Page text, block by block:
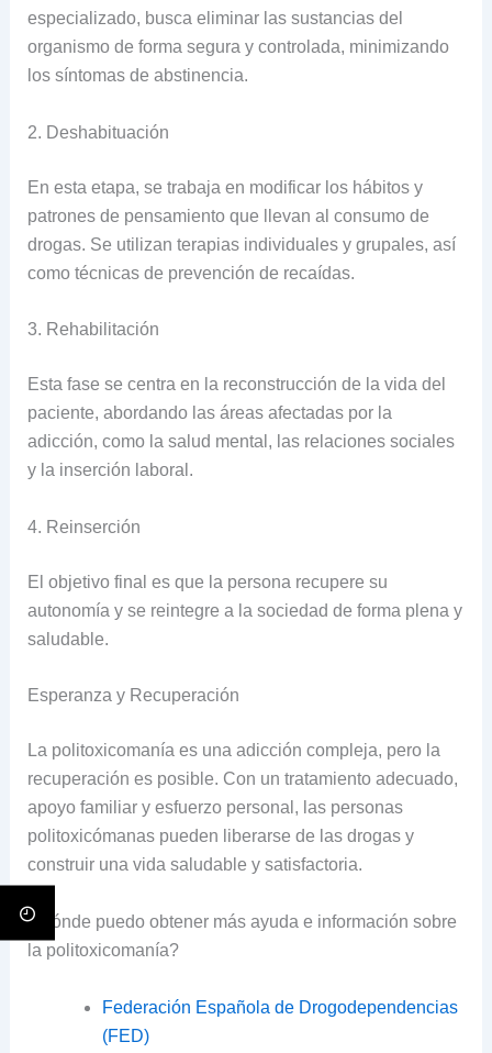
especializado, busca eliminar las sustancias del
organismo de forma segura y controlada, minimizando
los síntomas de abstinencia.
2. Deshabituación
En esta etapa, se trabaja en modificar los hábitos y
patrones de pensamiento que llevan al consumo de
drogas. Se utilizan terapias individuales y grupales, así
como técnicas de prevención de recaídas.
3. Rehabilitación
Esta fase se centra en la reconstrucción de la vida del
paciente, abordando las áreas afectadas por la
adicción, como la salud mental, las relaciones sociales
y la inserción laboral.
4. Reinserción
El objetivo final es que la persona recupere su
autonomía y se reintegre a la sociedad de forma plena y
saludable.
Esperanza y Recuperación
La politoxicomanía es una adicción compleja, pero la
recuperación es posible. Con un tratamiento adecuado,
apoyo familiar y esfuerzo personal, las personas
politoxicómanas pueden liberarse de las drogas y
construir una vida saludable y satisfactoria.
¿Dónde puedo obtener más ayuda e información sobre
la politoxicomanía?
Federación Española de Drogodependencias
(FED)